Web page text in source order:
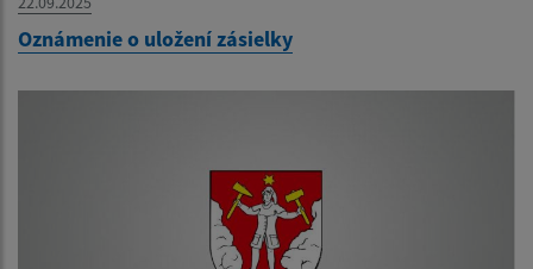
Oznámenie o uložení zásielky